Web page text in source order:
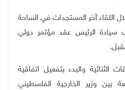
اللقاء آخر المستجدات في الساحة
سيادة الرئيس عقد مؤتمر دولي
الثنائية والبدء بتفعيل اتفاقية
بين وزير الخارجية الفلسطيني